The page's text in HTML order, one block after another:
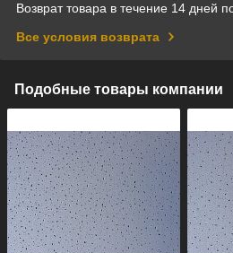
Возврат товара в течение 14 дней
Все условия возврата
Подобные товары компании